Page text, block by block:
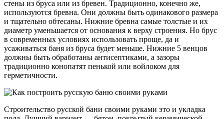
стены из бруса или из бревен. Традиционно, конечно же,
используются бревна. Они должны быть одинакового размера
и тщательно обтесаны. Нижние бревна самые толстые и их
диаметр уменьшается от основания к верху строения. Но брус
в современных условиях использовать проще, да и
усаживаться баня из бруса будет меньше. Нижние 5 венцов
должны быть обработаны антисептиками, а зазоры
традиционно конопатят пенькой или войлоком для
герметичности.
Строительство русской бани своими руками это и укладка